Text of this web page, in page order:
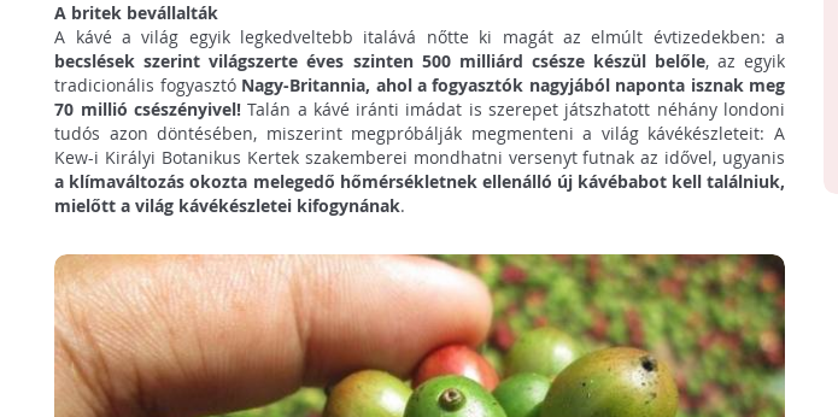
A britek bevállalták
A kávé a világ egyik legkedveltebb italává nőtte ki magát az elmúlt évtizedekben: a
becslések szerint világszerte éves szinten 500 milliárd csésze készül belőle, az egyik
tradicionális fogyasztó Nagy-Britannia, ahol a fogyasztók nagyjából naponta isznak meg
70 millió csészényivel!Talán a kávé iránti imádat is szerepet játszhatott néhány londoni
tudós azon döntésében, miszerint megpróbálják megmenteni a világ kávékészleteit: A
Kew-i Királyi Botanikus Kertek szakemberei mondhatni versenyt futnak az idővel, ugyanis
a klímaváltozás okozta melegedő hőmérsékletnek ellenálló új kávébabot kell találniuk,
mielőtt a világ kávékészletei kifogynának.